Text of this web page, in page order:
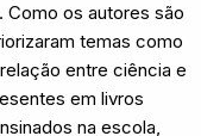
os autores são
temas como
entre ciência e
em livros
na escola,